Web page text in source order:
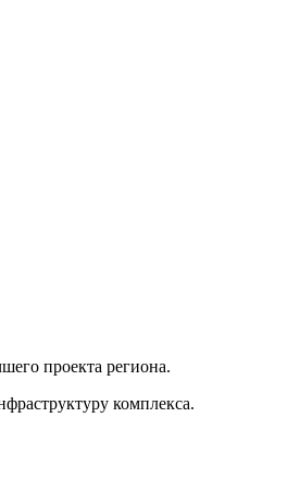
проекта региона.
комплекса.